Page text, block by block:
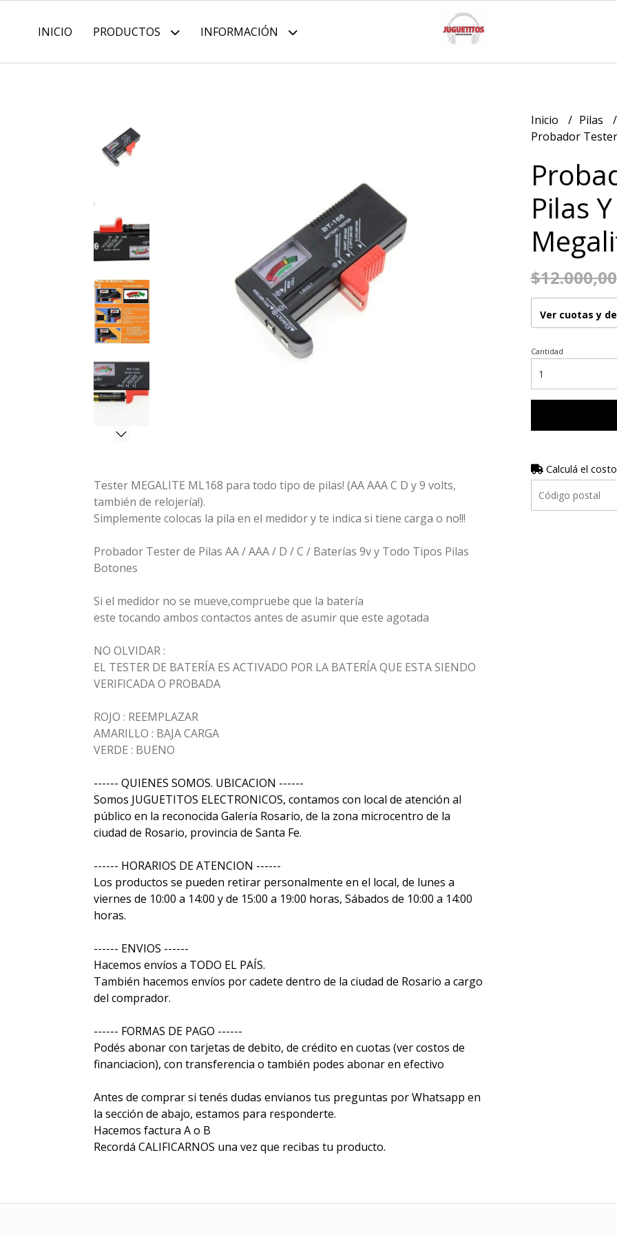
INICIO PRODUCTOS INFORMACIÓN
Tester MEGALITE ML168 para todo tipo de pilas! (AA AAA C D y 9 volts,
también de relojería!).
Simplemente colocas la pila en el medidor y te indica si tiene carga o no!!!
Probador Tester de Pilas AA / AAA / D / C / Baterías 9v y Todo Tipos Pilas
Botones
Si el medidor no se mueve,compruebe que la batería
este tocando ambos contactos antes de asumir que este agotada
NO OLVIDAR :
EL TESTER DE BATERÍA ES ACTIVADO POR LA BATERÍA QUE ESTA SIENDO
VERIFICADA O PROBADA
ROJO : REEMPLAZAR
AMARILLO : BAJA CARGA
VERDE : BUENO
------ QUIENES SOMOS. UBICACION ------
Somos JUGUETITOS ELECTRONICOS, contamos con local de atención al
público en la reconocida Galería Rosario, de la zona microcentro de la
ciudad de Rosario, provincia de Santa Fe.
------ HORARIOS DE ATENCION ------
Los productos se pueden retirar personalmente en el local, de lunes a
viernes de 10:00 a 14:00 y de 15:00 a 19:00 horas, Sábados de 10:00 a 14:00
horas.
------ ENVIOS ------
Hacemos envíos a TODO EL PAÍS.
También hacemos envíos por cadete dentro de la ciudad de Rosario a cargo
del comprador.
------ FORMAS DE PAGO ------
Podés abonar con tarjetas de debito, de crédito en cuotas (ver costos de
financiacion), con transferencia o también podes abonar en efectivo
Antes de comprar si tenés dudas envianos tus preguntas por Whatsapp en
la sección de abajo, estamos para responderte.
Hacemos factura A o B
Recordá CALIFICARNOS una vez que recibas tu producto.
Inicio
Pilas
Probador
Pilas
$12.000,00
Ver cuotas y
Cantidad
Calculá el